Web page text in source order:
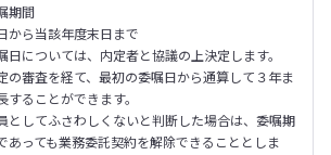
期間
から当該年度末日まで
日については、内定者と協議の上決定します。
の審査を経て、最初の委嘱日から通算して３年ま
することができます。
としてふさわしくないと判断した場合は、委嘱期
あっても業務委託契約を解除できることとしま